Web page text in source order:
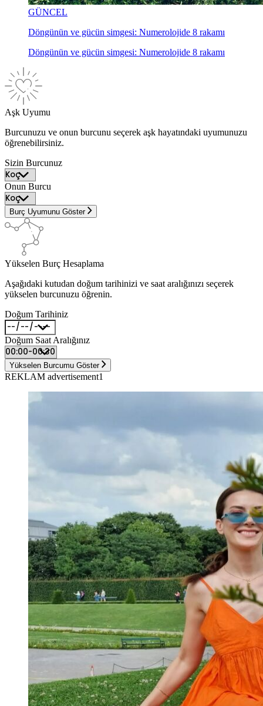
GÜNCEL
Döngünün ve gücün simgesi: Numerolojide 8 rakamı
Döngünün ve gücün simgesi: Numerolojide 8 rakamı
Aşk Uyumu
Burcunuzu ve onun burcunu seçerek aşk hayatındaki uyumunuzu
öğrenebilirsiniz.
Sizin Burcunuz
Onun Burcu
Burç Uyumunu Göster
Yükselen Burç Hesaplama
Aşağıdaki kutudan doğum tarihinizi ve saat aralığınızı seçerek
yükselen burcunuzu öğrenin.
Doğum Tarihiniz
Doğum Saat Aralığınız
Yükselen Burcumu Göster
REKLAM advertisement1